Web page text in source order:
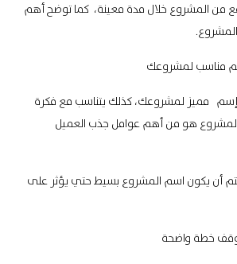
من المشروع خلال مدة معينة، كما توضح أهم
المشروع.
اسم مناسب لمشروعك
إسم مميز لمشروعك، كذلك يتناسب مع فكرة
هو من أهم عوامل جذب العميل
أن يكون اسم المشروع بسيط حتي يؤثر على
وقف خطة واضحة